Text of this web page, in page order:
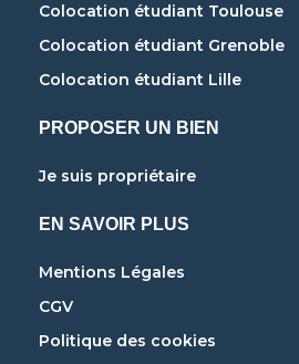
Colocation étudiant Toulouse
Colocation étudiant Grenoble
Colocation étudiant Lille
PROPOSER UN BIEN
Je suis propriétaire
EN SAVOIR PLUS
Mentions Légales
CGV
Politique des cookies